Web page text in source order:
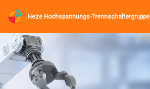
Heze Hochspannungs-Trennschaltergruppe